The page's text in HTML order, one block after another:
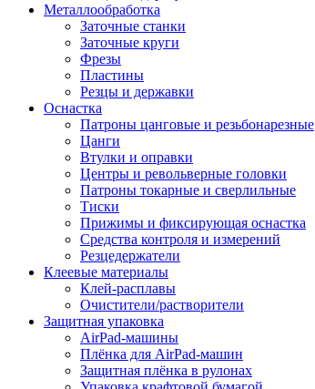
Металлообработка
Заточные станки
Заточные круги
Фрезы
Пластины
Резцы и державки
Оснастка
Патроны цанговые и резьбонарезные
Цанги
Втулки и оправки
Центры и револьверные головки
Патроны токарные и сверлильные
Тиски
Прижимы и фиксирующая оснастка
Средства контроля и измерений
Резцедержатели
Клеевые материалы
Клей-расплавы
Очистители/растворители
Защитная упаковка
AirPad-машины
Плёнка для AirPad-машин
Защитная плёнка в рулонах